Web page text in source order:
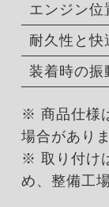
エンジン位
耐久性と快
装着時の振
※ 商品仕様
場合がありま
※ 取り付け
め、整備工